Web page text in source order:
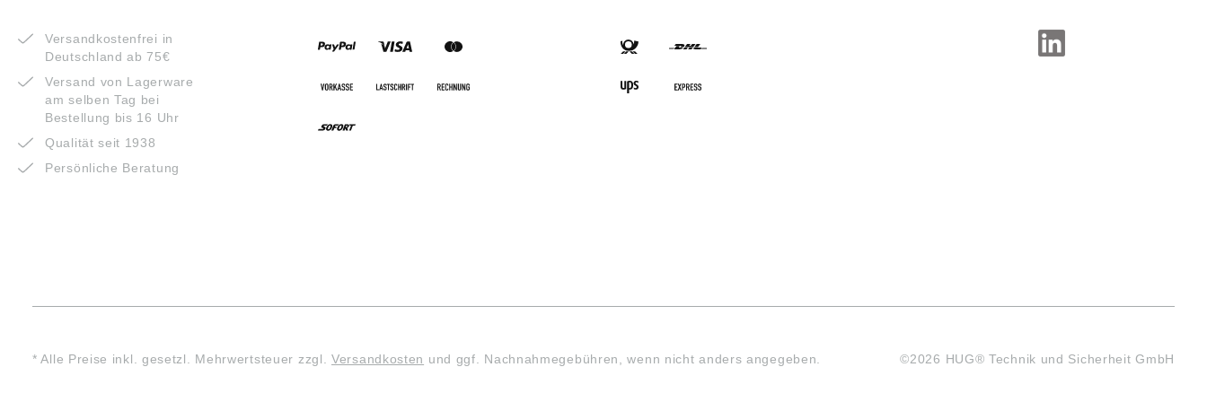
Versandkostenfrei in
Deutschland ab 75€
Versand von Lagerware
am selben Tag bei
Bestellung bis 16 Uhr
Qualität seit 1938
Persönliche Beratung
* Alle Preise inkl. gesetzl. Mehrwertsteuer zzgl.Versandkosten und ggf. Nachnahmegebühren, wenn nicht anders angegeben. ©2026 HUG® Technik und Sicherheit GmbH